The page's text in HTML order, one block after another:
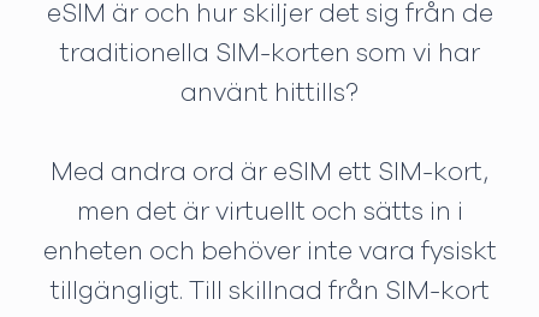
eSIM är och hur skiljer det sig från de
traditionella SIM-korten som vi har
använt hittills?
Med andra ord är eSIM ett SIM-kort,
men det är virtuellt och sätts in i
enheten och behöver inte vara fysiskt
tillgängligt. Till skillnad från SIM-kort